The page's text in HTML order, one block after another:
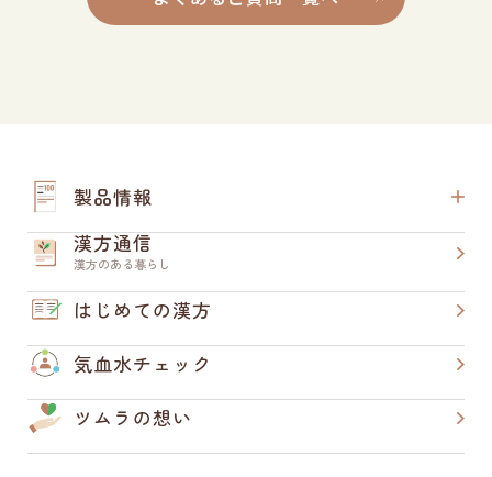
製品情報
漢方通信
漢方のある暮らし
はじめての漢方
気血水チェック
ツムラの想い